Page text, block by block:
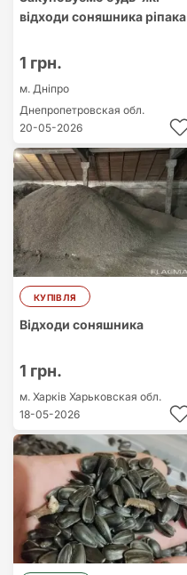
відходи соняшника ріпака
1 грн.
м. Дніпро
Днепропетровская обл.
20-05-2026
КУПІВЛЯ
Відходи соняшника
1 грн.
м. Харків Харьковская обл.
18-05-2026